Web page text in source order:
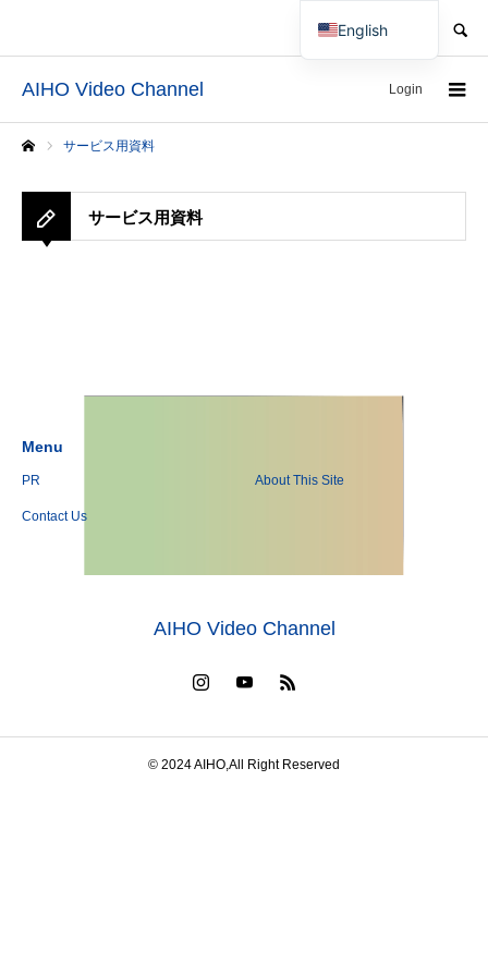
AIHO Video Channel Login
サービス用資料
サービス用資料
Menu
PR About This Site
Contact Us
AIHO Video Channel
© 2024 AIHO,All Right Reserved
English